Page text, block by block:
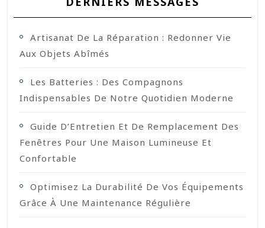
Artisanat De La Réparation : Redonner Vie
Aux Objets Abîmés
Les Batteries : Des Compagnons
Indispensables De Notre Quotidien Moderne
Guide D’Entretien Et De Remplacement Des
Fenêtres Pour Une Maison Lumineuse Et
Confortable
Optimisez La Durabilité De Vos Équipements
Grâce À Une Maintenance Régulière